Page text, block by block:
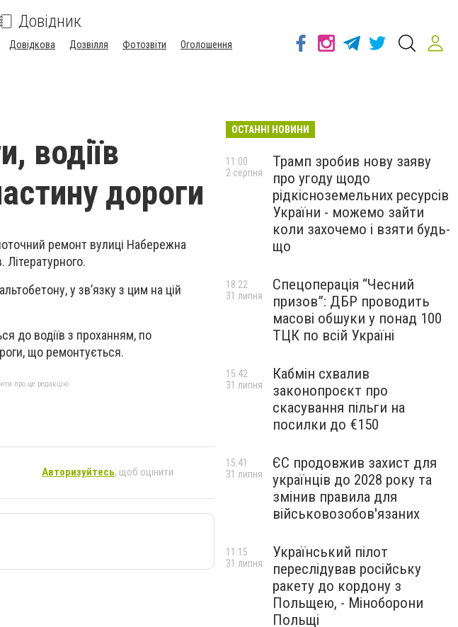
Довідник
Довідкова Дозвілля Фотозвіти
Оголошення
водіїв
дороги
ремонт вулиці Набережна
Літературного.
у зв’язку з цим на цій
до водіїв з проханням, по
що ремонтується.
про це редакцію
Авторизуйтесь, щоб оцінити
ОСТАННІ НОВИНИ
Трамп зробив нову заяву
про угоду щодо
рідкісноземельних ресурсів
України - можемо зайти
коли захочемо і взяти будь-
що
11:00
2 серпня
Спецоперація “Чесний
призов”: ДБР проводить
масові обшуки у понад 100
ТЦК по всій Україні
18:22
31 липня
Кабмін схвалив
законопроєкт про
скасування пільги на
посилки до €150
15:42
31 липня
ЄС продовжив захист для
українців до 2028 року та
змінив правила для
військовозобов'язаних
15:41
31 липня
Український пілот
переслідував російську
ракету до кордону з
Польщею, - Міноборони
Польщі
11:15
31 липня